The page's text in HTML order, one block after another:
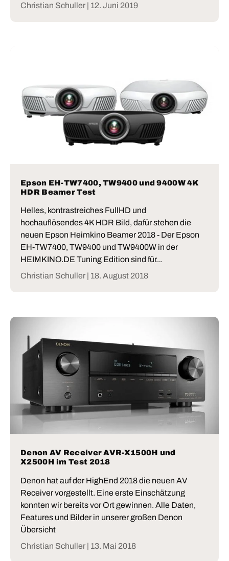
Christian Schuller | 12. Juni 2019
Epson EH-TW7400, TW9400 und 9400W 4K
HDR Beamer Test
Helles, kontrastreiches FullHD und
hochauflösendes 4K HDR Bild, dafür stehen die
neuen Epson Heimkino Beamer 2018 - Der Epson
EH-TW7400, TW9400 und TW9400W in der
HEIMKINO.DE Tuning Edition sind für...
Christian Schuller | 18. August 2018
Denon AV Receiver AVR-X1500H und
X2500H im Test 2018
Denon hat auf der HighEnd 2018 die neuen AV
Receiver vorgestellt. Eine erste Einschätzung
konnten wir bereits vor Ort gewinnen. Alle Daten,
Features und Bilder in unserer großen Denon
Übersicht
Christian Schuller | 13. Mai 2018